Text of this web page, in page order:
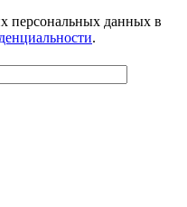
персональных данных в
.